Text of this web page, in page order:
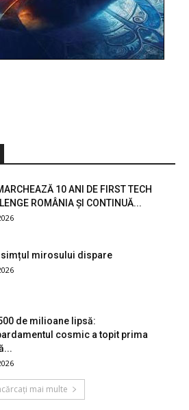
10 ANI DE FIRST TECH
ROMÂNIA ȘI CONTINUĂ...
simțul mirosului dispare
de milioane lipsă:
cosmic a topit prima
mai multe